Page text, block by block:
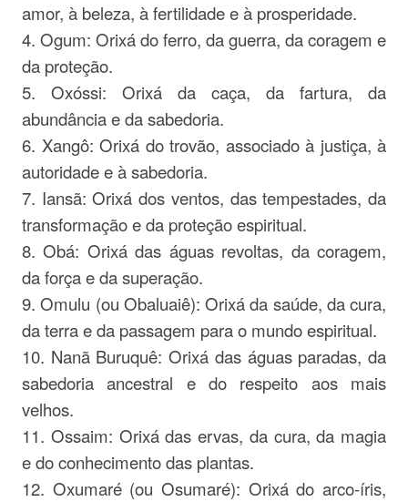
amor, à beleza, à fertilidade e à prosperidade.
4. Ogum: Orixá do ferro, da guerra, da coragem e
da proteção.
5. Oxóssi: Orixá da caça, da fartura, da
abundância e da sabedoria.
6. Xangô: Orixá do trovão, associado à justiça, à
autoridade e à sabedoria.
7. Iansã: Orixá dos ventos, das tempestades, da
transformação e da proteção espiritual.
8. Obá: Orixá das águas revoltas, da coragem,
da força e da superação.
9. Omulu (ou Obaluaiê): Orixá da saúde, da cura,
da terra e da passagem para o mundo espiritual.
10. Nanã Buruquê: Orixá das águas paradas, da
sabedoria ancestral e do respeito aos mais
velhos.
11. Ossaim: Orixá das ervas, da cura, da magia
e do conhecimento das plantas.
12. Oxumaré (ou Osumaré): Orixá do arco-íris,